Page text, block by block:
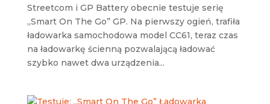
Streetcom i GP Battery obecnie testuje serię
„Smart On The Go” GP. Na pierwszy ogień, trafiła
ładowarka samochodowa model CC61, teraz czas
na ładowarkę ścienną pozwalającą ładować
szybko nawet dwa urządzenia...